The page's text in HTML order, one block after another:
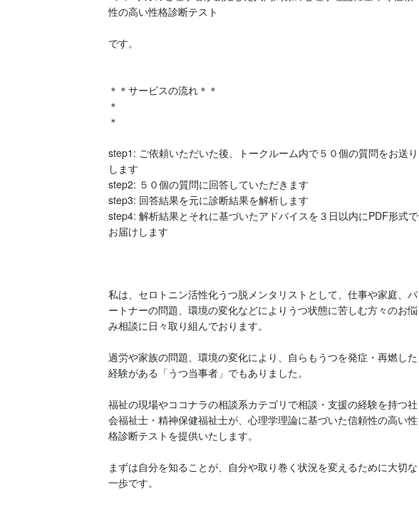
性の高い性格診断テスト
です。
＊＊サービスの流れ＊＊
＊
＊
step1: ご依頼いただいた後、トークルーム内で５０個の質問をお送り
します
step2: ５０個の質問に回答していただきます
step3: 回答結果を元に診断結果を解析します
step4: 解析結果とそれに基づいたアドバイスを３日以内にPDF形式で
お届けします
私は、セロトニン活性化うつ脱メンタリストとして、仕事や家庭、パ
ートナーの問題、環境の変化などによりうつ状態に苦しむ方々のお悩
み相談に日々取り組んでおります。
過労や家族の問題、環境の変化により、自らもうつを発症・再燃した
経験がある「うつ当事者」でもありました。
福祉の現場やココナラの相談系カテゴリで相談・支援の経験を持つ社
会福祉士・精神保健福祉士が、心理学理論に基づいた信頼性の高い性
格診断テストを提供いたします。
まずは自分を知ることが、自分や取り巻く状況を変えるために大切な
一歩です。